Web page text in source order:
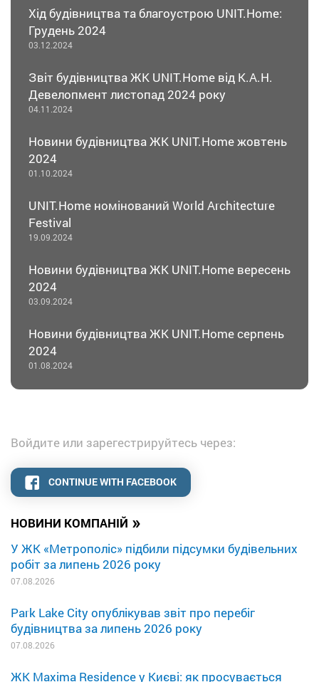
НОВИНИ КОМПАНІЙ »
У ЖК «Метрополіс» підбили підсумки будівельних
робіт за липень 2026 року
07.08.2026
Park Lake City опублікував звіт про перебіг
будівництва за липень 2026 року
07.08.2026
ЖК Maxima Residence у Києві: як просувається
Хід будівництва та благоустрою UNIT.Home:
Грудень 2024
03.12.2024
Звіт будівництва ЖК UNIT.Home від К.А.Н.
Девелопмент листопад 2024 року
04.11.2024
Новини будівництва ЖК UNIT.Home жовтень
2024
01.10.2024
UNIT.Home номінований World Architecture
Festival
19.09.2024
Новини будівництва ЖК UNIT.Home вересень
2024
03.09.2024
Новини будівництва ЖК UNIT.Home серпень
2024
01.08.2024
Войдите или зарегестрируйтесь через:
CONTINUE WITH FACEBOOK